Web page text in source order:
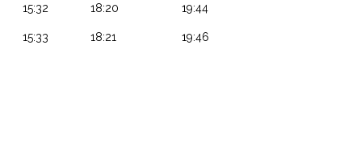
15:32 18:20 19:44
15:33 18:21 19:46